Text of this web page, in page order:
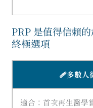
PRP 是值得信賴
終極選項
🩹多數人
適合：首次再生醫學